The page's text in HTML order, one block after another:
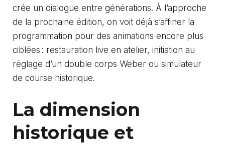
crée un dialogue entre générations. À l’approche
de la prochaine édition, on voit déjà s’affiner la
programmation pour des animations encore plus
ciblées : restauration live en atelier, initiation au
réglage d’un double corps Weber ou simulateur
de course historique.
La dimension
historique et